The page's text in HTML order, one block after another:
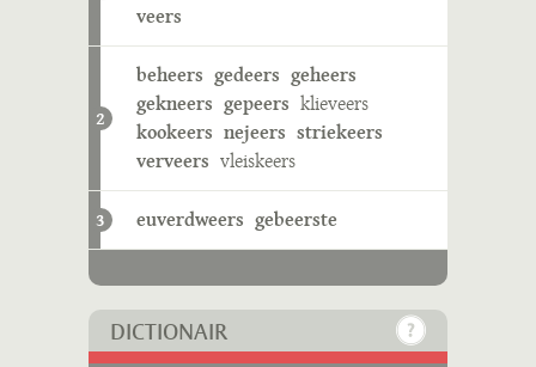
veers
2
beheers gedeers geheers
gekneers gepeers klieveers
kookeers nejeers striekeers
verveers vleiskeers
3 euverdweers gebeerste
DICTIONAIR